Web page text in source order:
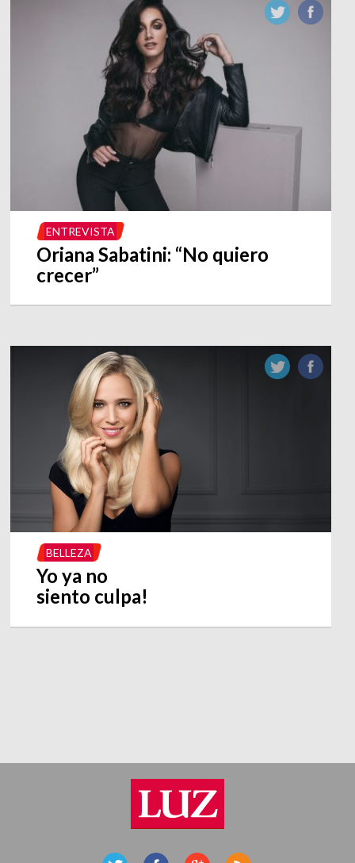
ENTREVISTA
Oriana Sabatini: “No quiero
crecer”
BELLEZA
Yo ya no
siento culpa!